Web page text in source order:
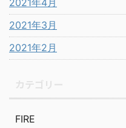
2021年4月
2021年3月
2021年2月
FIRE